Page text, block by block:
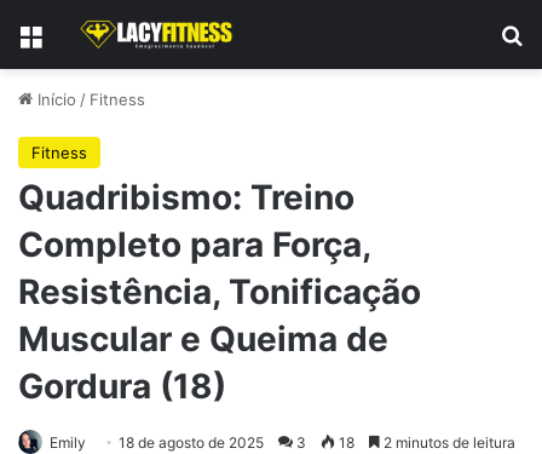
Menu
Início / Fitness
Fitness
Quadribismo: Treino
Completo para Força,
Resistência, Tonificação
Muscular e Queima de
Gordura (18)
Emily 18 de agosto de 2025 3 18 2 minutos de leitura